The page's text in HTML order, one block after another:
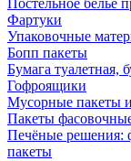
Постельное белье
Фартуки
Упаковочные
Бопп пакеты
Бумага туалетная,
Гофроящики
Мусорные пакеты
Пакеты
Печёные решения:
пакеты